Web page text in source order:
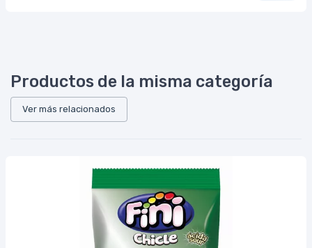
Productos de la misma categoría
Ver más relacionados